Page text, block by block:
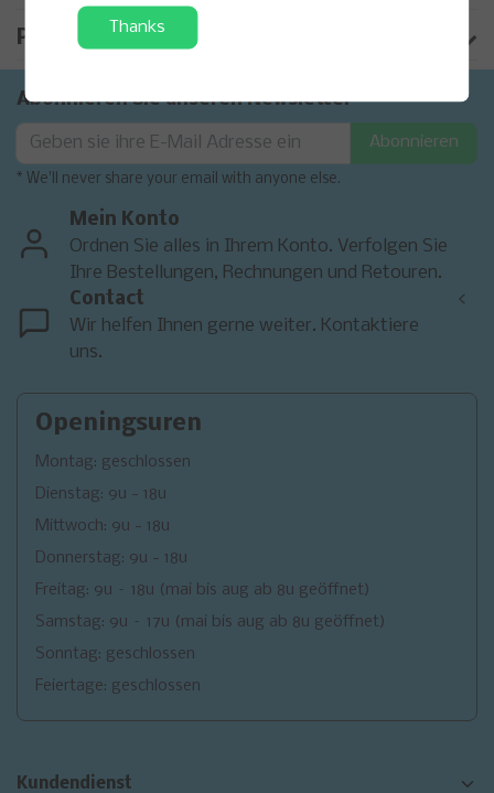
Produktinformation
Abonnieren Sie unseren Newsletter
Abonnieren
* We'll never share your email with anyone else.
Mein Konto
Ordnen Sie alles in Ihrem Konto. Verfolgen Sie
Ihre Bestellungen, Rechnungen und Retouren.
Contact
Wir helfen Ihnen gerne weiter. Kontaktiere
uns.
<
Openingsuren
Montag: geschlossen
Dienstag: 9u - 18u
Mittwoch: 9u - 18u
Donnerstag: 9u - 18u
Freitag: 9u – 18u (mai bis aug ab 8u geöffnet)
Samstag: 9u – 17u (mai bis aug ab 8u geöffnet)
Sonntag: geschlossen
Feiertage: geschlossen
Kundendienst
Thanks